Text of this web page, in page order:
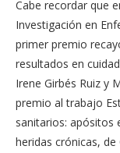
Cabe recordar que
Investigación en
primer premio
resultados en
Irene Girbés Ruiz y
premio al trabajo
sanitarios: apósitos
heridas crónicas,